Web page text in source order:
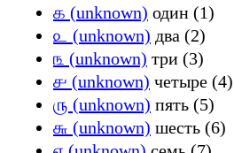
௧ (unknown) один (1)
௨ (unknown) два (2)
௩ (unknown) три (3)
௪ (unknown) четыре (4)
௫ (unknown) пять (5)
௬ (unknown) шесть (6)